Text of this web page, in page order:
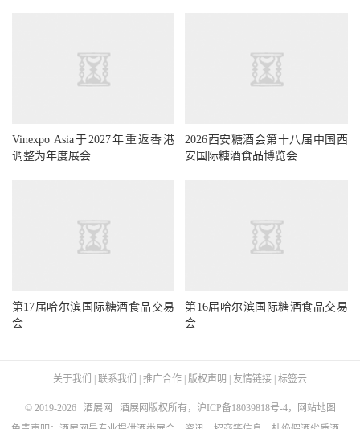
Vinexpo Asia于2027年重返香港
调整为年度展会
2026西安糖酒会第十八届中国西
安国际糖酒食品博览会
第17届哈尔滨国际糖酒食品交易
会
第16届哈尔滨国际糖酒食品交易
会
关于我们 | 联系我们 | 推广合作 | 版权声明 | 友情链接 | 标签云
© 2019-2026 酒展网 酒展网版权所有， 沪ICP备18039818号-4，
网站地图